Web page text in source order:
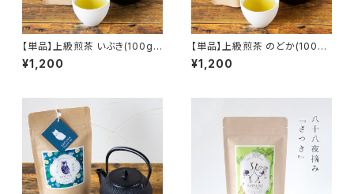
【単品】上級煎茶 いぶき(100gク
ラフトパッケージ)／目覚めの朝
に緑茶ですっきり！保管に便利な
¥1,200
【単品】上級煎茶 のどか(100g
クラフトパッケージ)／お茶を囲
んでみんなで団らん！保管に便
¥1,200